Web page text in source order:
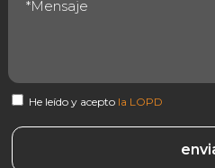
He leído y acepto la LOPD